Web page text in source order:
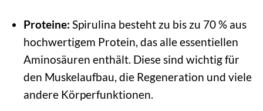
Proteine: Spirulina besteht zu bis zu 70 % aus
hochwertigem Protein, das alle essentiellen
Aminosäuren enthält. Diese sind wichtig für
den Muskelaufbau, die Regeneration und viele
andere Körperfunktionen.